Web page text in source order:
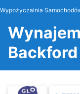
Wypożyczalnia
Backford